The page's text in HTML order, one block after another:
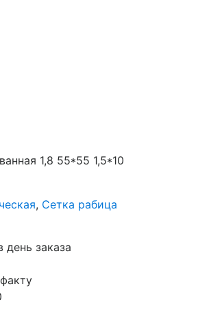
1,8 55*55 1,5*10
, Сетка рабица
заказа